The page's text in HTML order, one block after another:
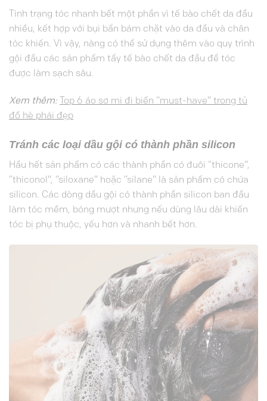
Tình trạng tóc nhanh bết một phần vì tế bào chết da đầu
nhiều, kết hợp với bụi bẩn bám chặt vào da đầu và chân
tóc khiến. Vì vậy, nàng có thể sử dụng thêm vào quy trình
gội đầu các sản phẩm tẩy tế bào chết da đầu để tóc
được làm sạch sâu.
Xem thêm:
Top 6 áo sơ mi đi biển “must-have” trong tủ
đồ hè phái đẹp
Tránh các loại dầu gội có thành phần silicon
Hầu hết sản phẩm có các thành phần có đuôi “thicone”,
“thiconol”, “siloxane” hoặc “silane” là sản phẩm có chứa
silicon. Các dòng dầu gội có thành phần silicon ban đầu
làm tóc mềm, bóng mượt nhưng nếu dùng lâu dài khiến
tóc bị phụ thuộc, yếu hơn và nhanh bết hơn.